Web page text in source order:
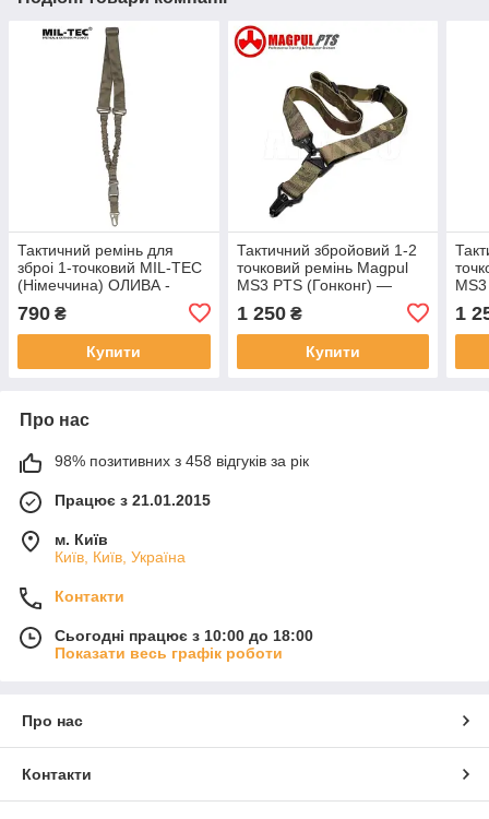
Тактичний ремінь для
зброі 1-точковий MIL-TEC
(Німеччина) OЛИВА -
790 ₴
Купити
Тактичний збройовий 1-2
точковий ремінь Magpul
MS3 PTS (Гонконг) —
1 250₴
Купити
1
Про нас
98% позитивних з 458 відгуків за рік
Працює з 21.01.2015
м. Київ
Київ, Київ, Україна
Контакти
Сьогодні працює з 10:00 до 18:00
Показати весь графік роботи
Про нас
Контакти